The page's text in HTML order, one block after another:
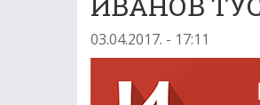
03.04.2017. - 17:11